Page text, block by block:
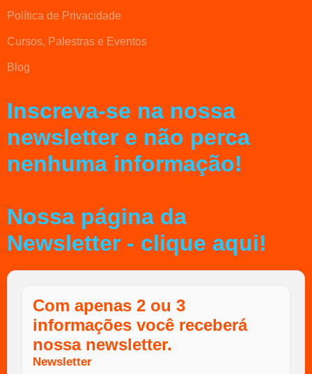
Política de Privacidade
Cursos, Palestras e Eventos
Blog
Inscreva-se na nossa
newsletter e não perca
nenhuma informação!
Nossa página da
Newsletter - clique aqui!
Com apenas 2 ou 3
informações você receberá
nossa newsletter.
Newsletter